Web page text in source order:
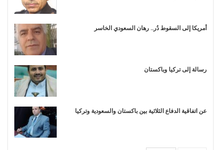
أمريكا إلى السقوط دُر.. رهان السعودي الخاسر
رسالة إلى تركيا وباكستان
عن اتفاقية الدفاع الثلاثية بين باكستان والسعودية وتركيا